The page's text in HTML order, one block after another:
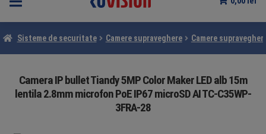
Sisteme de securitate Camere supraveghere Camere
Camera IP bullet Tiandy 5MP Color Maker LED alb 15m
lentila 2.8mm microfon PoE IP67 microSD AI TC-C35WP-
3FRA-28